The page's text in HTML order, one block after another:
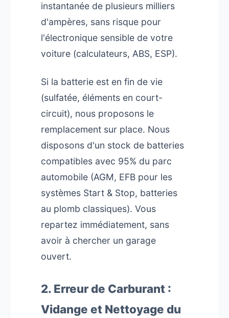
instantanée de plusieurs milliers
d'ampères, sans risque pour
l'électronique sensible de votre
voiture (calculateurs, ABS, ESP).
Si la batterie est en fin de vie
(sulfatée, éléments en court-
circuit), nous proposons le
remplacement sur place. Nous
disposons d'un stock de batteries
compatibles avec 95% du parc
automobile (AGM, EFB pour les
systèmes Start & Stop, batteries
au plomb classiques). Vous
repartez immédiatement, sans
avoir à chercher un garage
ouvert.
2. Erreur de Carburant :
Vidange et Nettoyage du